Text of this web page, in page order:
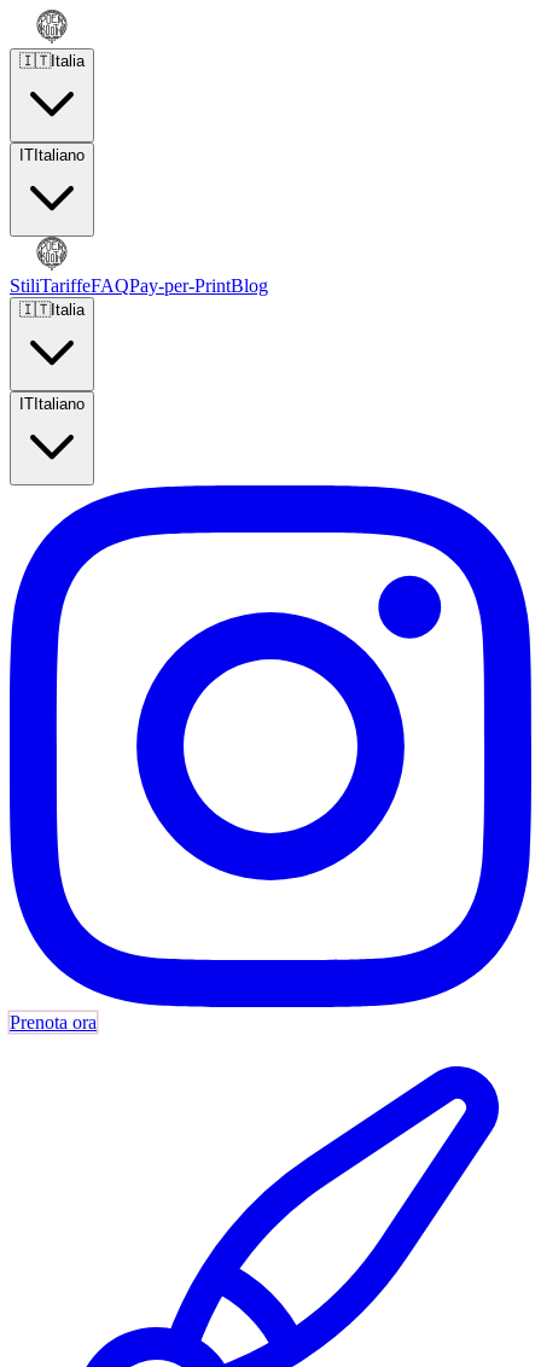
🇮🇹Italia
IT Italiano
StiliTariffeFAQPay-per-PrintBlog
🇮🇹Italia
IT Italiano
Prenota ora